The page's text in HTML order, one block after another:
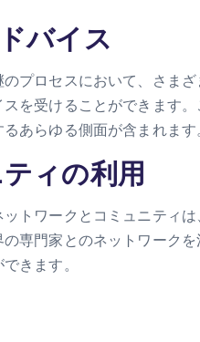
バイス
プロセスにおいて、さま
を受けることができます。
あらゆる側面が含まれます
ィの利用
トワークとコミュニティ
専門家とのネットワーク
きます。